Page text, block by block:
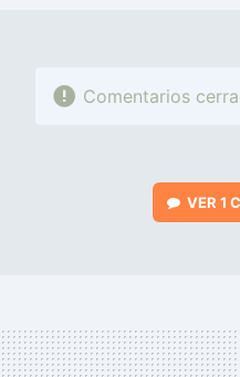
Comentarios
VER 1